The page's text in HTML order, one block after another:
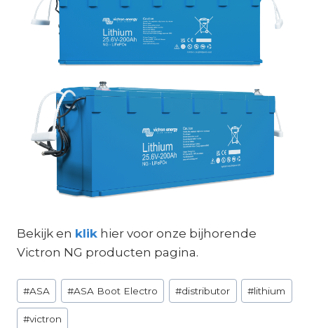
Bekijk en klik hier voor onze bijhorende
Victron NG producten pagina.
Bericht
tags:
#ASA #ASA Boot Electro #distributor #lithium
#victron